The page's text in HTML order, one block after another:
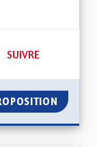
49 ABONNÉS
SUIVRE
POUR